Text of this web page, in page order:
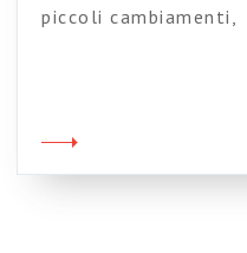
piccoli
cosa ha introdotto